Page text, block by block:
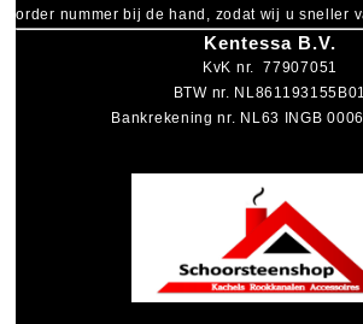
order nummer bij de hand, zodat wij u sneller
Kentessa B.V.
KvK nr. 77907051
BTW nr. NL861193155B01
Bankrekening nr. NL63 INGB